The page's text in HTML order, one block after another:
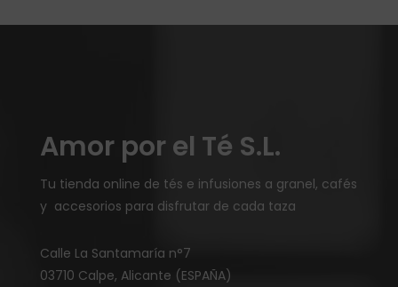
Amor por el Té S.L.
Tu tienda online de tés e infusiones a granel, cafés
y accesorios para disfrutar de cada taza
Calle La Santamaría n°7
03710 Calpe, Alicante (ESPAÑA)